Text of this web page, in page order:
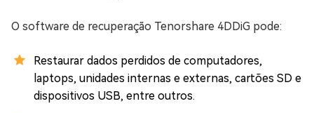
O software de recuperação Tenorshare 4DDiG pode:
Restaurar dados perdidos de computadores,
laptops, unidades internas e externas, cartões SD e
dispositivos USB, entre outros.